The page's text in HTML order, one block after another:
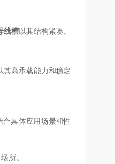
线槽以其结构紧凑、
其高承载能力和稳定
合具体应用场景和性
所。